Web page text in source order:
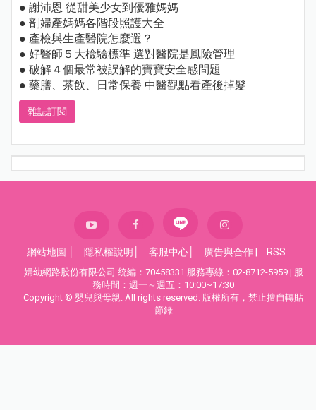
● 謝沛恩 從甜美少女到優雅媽媽
● 剖婦產媽媽各階段照護大全
● 產檢與生產醫院怎麼選？
● 好醫師５大檢驗標準 選對醫院是風險管理
● 破解４個最常被誤解的寶寶安全感問題
● 藥膳、茶飲、日常保養 中醫觀點看產後掉髮
雜誌訂閱
網站地圖 隱私權說明 客服中心 廣告與合作| RSS
婦幼網路股份有限公司 統編：70458331 服務專線：02-8712-5959 | 服
務時間：週一～週五：10:00~17:30
Copyright © 嬰兒與母親. All rights reserved. 版權所有，禁止擅自轉貼
節錄